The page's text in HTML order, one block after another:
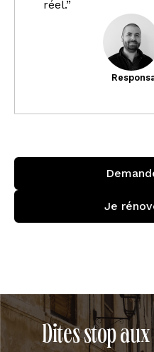
réel.”
Je
Dites stop